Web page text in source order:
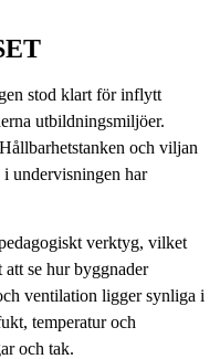
stod klart för inflytt
utbildningsmiljöer.
och viljan
undervisningen har
verktyg, vilket
se hur byggnader
ventilation ligger synliga i
temperatur och
och tak.